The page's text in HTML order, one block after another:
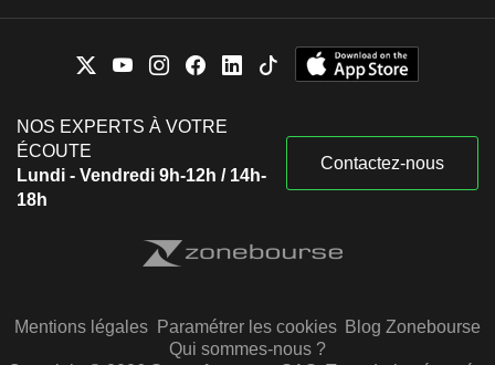
NOS EXPERTS À VOTRE
ÉCOUTE
Lundi - Vendredi 9h-12h / 14h-
18h
Contactez-nous
Mentions légales Paramétrer les cookies Blog Zonebourse
Qui sommes-nous ?